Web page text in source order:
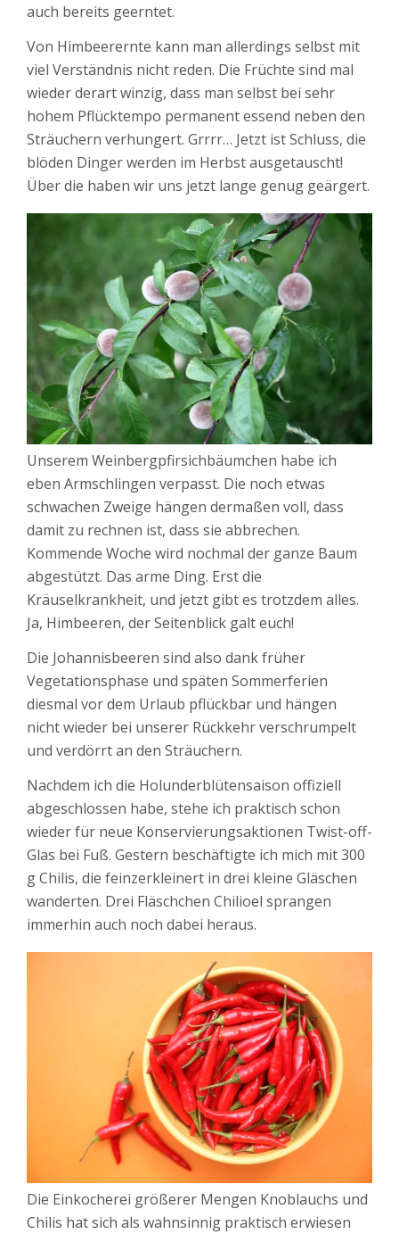
auch bereits geerntet.
Von Himbeerernte kann man allerdings selbst mit
viel Verständnis nicht reden. Die Früchte sind mal
wieder derart winzig, dass man selbst bei sehr
hohem Pflücktempo permanent essend neben den
Sträuchern verhungert. Grrrr… Jetzt ist Schluss, die
blöden Dinger werden im Herbst ausgetauscht!
Über die haben wir uns jetzt lange genug geärgert.
Unserem Weinbergpfirsichbäumchen habe ich
eben Armschlingen verpasst. Die noch etwas
schwachen Zweige hängen dermaßen voll, dass
damit zu rechnen ist, dass sie abbrechen.
Kommende Woche wird nochmal der ganze Baum
abgestützt. Das arme Ding. Erst die
Kräuselkrankheit, und jetzt gibt es trotzdem alles.
Ja, Himbeeren, der Seitenblick galt euch!
Die Johannisbeeren sind also dank früher
Vegetationsphase und späten Sommerferien
diesmal vor dem Urlaub pflückbar und hängen
nicht wieder bei unserer Rückkehr verschrumpelt
und verdörrt an den Sträuchern.
Nachdem ich die Holunderblütensaison offiziell
abgeschlossen habe, stehe ich praktisch schon
wieder für neue Konservierungsaktionen Twist-off-
Glas bei Fuß. Gestern beschäftigte ich mich mit 300
g Chilis, die feinzerkleinert in drei kleine Gläschen
wanderten. Drei Fläschchen Chilioel sprangen
immerhin auch noch dabei heraus.
Die Einkocherei größerer Mengen Knoblauchs und
Chilis hat sich als wahnsinnig praktisch erwiesen